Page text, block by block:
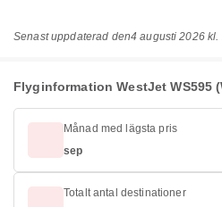
Senast uppdaterad den4 augusti 2026 kl.
Flyginformation WestJet WS595
Månad med lägsta pris
sep
Totalt antal destinationer